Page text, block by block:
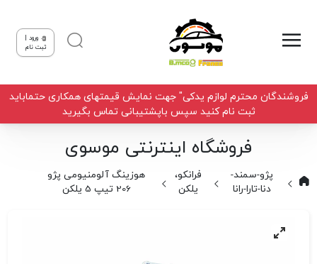
ورود |
ثبت نام
فروشندگان محترم لوازم یدکی" جهت نمایش قیمتهای همکاری حتماباید
ثبت نام کنید سپس باپشتیبانی تماس بگیرید
فروشگاه اینترنتی موسوی
پژو-سمند-
دنا-تارا-رانا
فرانکو،
یلکن
هوزینگ آلومنیومی پژو
206 تیپ 5 یلکن